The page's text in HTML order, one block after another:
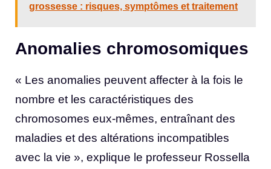
grossesse : risques, symptômes et traitement
Anomalies chromosomiques
« Les anomalies peuvent affecter à la fois le
nombre et les caractéristiques des
chromosomes eux-mêmes, entraînant des
maladies et des altérations incompatibles
avec la vie », explique le professeur Rossella